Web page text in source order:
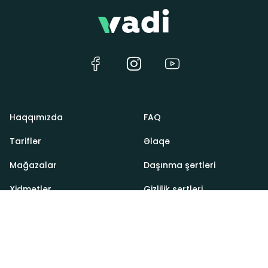
Haqqımızda
Tariflər
Mağazalar
Xidmətlər
FAQ
Əlaqə
Daşınma şərtləri
Gizlilik şərtləri